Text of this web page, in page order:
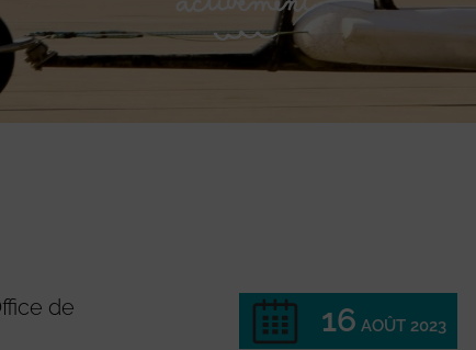
de 16 AOÛT 2023